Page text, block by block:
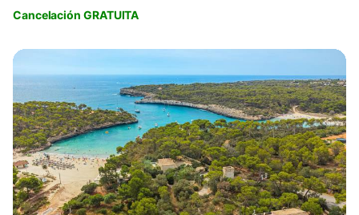
Cancelación GRATUITA